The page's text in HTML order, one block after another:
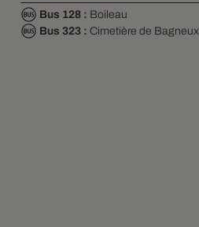
Bus 128 : Boileau
Bus 323 : Cimetière de Bagneux